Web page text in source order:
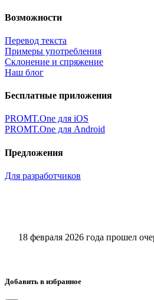
Возможности
Перевод текста
Примеры употребления
Склонение и спряжение
Наш блог
Бесплатные приложения
PROMT.One для iOS
PROMT.One для Android
Предложения
Для разработчиков
18 февраля 2026 года прошел
Добавить в избранное